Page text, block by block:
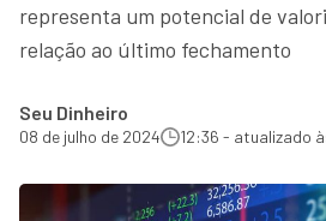
representa um potencial de
relação ao último fechamento
Seu Dinheiro
08 de julho de 2024 12:36 - atualizado